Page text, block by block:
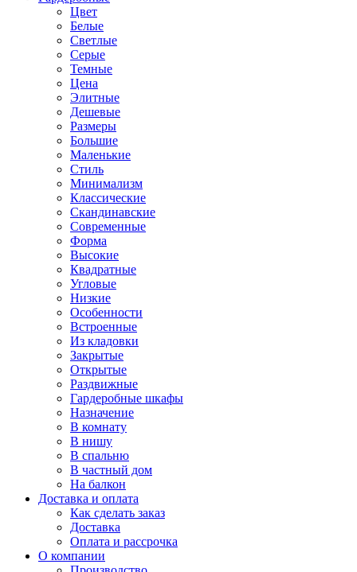
Цвет
Белые
Светлые
Серые
Темные
Цена
Элитные
Дешевые
Размеры
Большие
Маленькие
Стиль
Минимализм
Классические
Скандинавские
Современные
Форма
Высокие
Квадратные
Угловые
Низкие
Особенности
Встроенные
Из кладовки
Закрытые
Открытые
Раздвижные
Гардеробные шкафы
Назначение
В комнату
В нишу
В спальню
В частный дом
На балкон
Доставка и оплата
Как сделать заказ
Доставка
Оплата и рассрочка
О компании